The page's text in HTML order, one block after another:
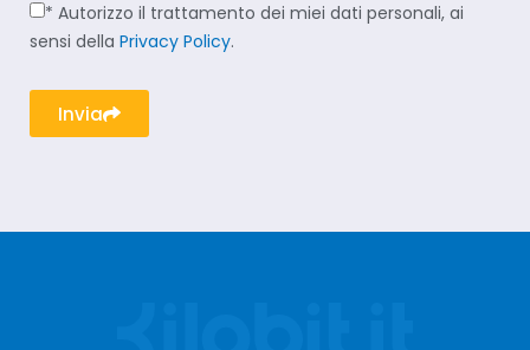
* Autorizzo il trattamento dei miei dati personali, ai
sensi della Privacy Policy.
Invia